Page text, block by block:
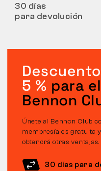
30 días
para devolución
5 % para el
Bennon
Únete al Bennon Club
membresía es gratuita
obtendrá otras ventajas.
30 días para